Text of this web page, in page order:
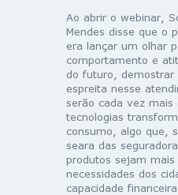
Ao abrir o webinar,
Mendes disse que o
era lançar um olhar
comportamento e
do futuro, demostrar
espreita nesse
serão cada vez mais
tecnologias
consumo, algo que,
seara das
produtos sejam mais
necessidades dos
capacidade